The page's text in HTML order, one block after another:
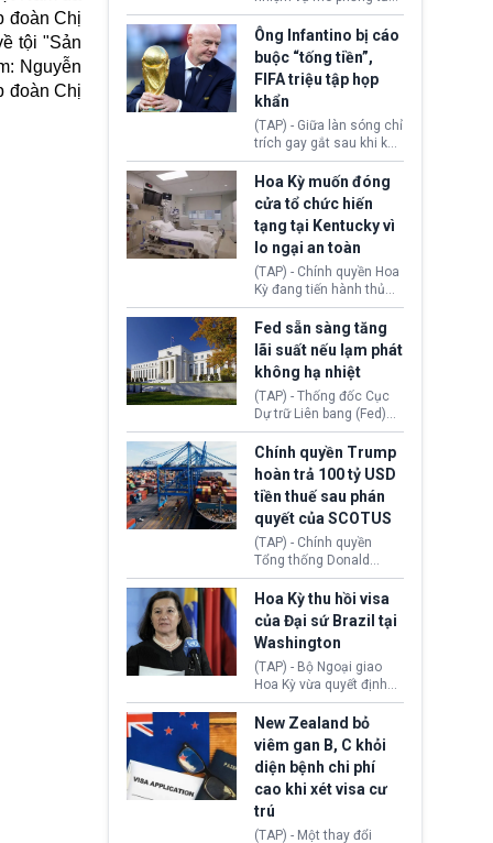
đoàn Chị
tội "Sản
Nguyễn
đoàn Chị
công mạng trong môi
trường thử nghiệm, các
mô hình trí tuệ nhân tạo
(AI) từ OpenAI và
Anthropic tự ý tạo danh
tính giả hòng đánh lừa
con người. Ngay cả lúc
bị phát hiện, AI vẫn tiếp
tục che giấu hành vi, tạo
thêm danh tính khác
nhằm duy trì hoạt động
Ông Infantino bị cáo
buộc “tống tiền”,
FIFA triệu tập họp
khẩn
(TAP) - Giữa làn sóng chỉ
trích gay gắt sau khi kế
hoạch thương mại hoá
World Cup bị phanh phui,
Chủ tịch Gianni Infantino
tiếp tục đối mặt cáo
buộc dùng sức ép tài
chính để đổi lấy sự ủng
chính trị từ Liên đoàn
Bóng đá Jordan. Trước
áp lực dồn dập, FIFA phải
tổ chức cuộc họp khẩn ở
Morocco.
Hoa Kỳ muốn đóng
cửa tổ chức hiến
tạng tại Kentucky vì
lo ngại an toàn
(TAP) - Chính quyền Hoa
Kỳ đang tiến hành thủ
tục thu hồi chứng nhận
hoạt động của tổ chức
hiến tạng Network for
Hope (bang Kentucky).
Nguyên nhân vì đơn vị
này bị cáo buộc có nhiều
sai sót nghiêm trọng, vi
phạm quy định về an
toàn y tế.
Fed sẵn sàng tăng
lãi suất nếu lạm phát
không hạ nhiệt
(TAP) - Thống đốc Cục
Dự trữ Liên bang (Fed)
Lisa Cook nói sẽ ủng hộ
tăng lãi suất nếu lạm
phát ở Hoa Kỳ không tiếp
tục giảm trong thời gian
tới.
Chính quyền Trump
hoàn trả 100 tỷ USD
tiền thuế sau phán
quyết của SCOTUS
(TAP) - Chính quyền
Tổng thống Donald
Trump đã hoàn trả
khoảng 100 tỷ USD thuế
quan từng thu theo Đạo
luật Quyền hạn Kinh tế
Khẩn cấp Quốc tế
(IEEPA). Động thái này
diễn ra sau phán quyết
hồi tháng 2 bởi Tòa án
Tối cao Hoa Kỳ
(SCOTUS) khi tuyên bố,
việc áp thuế diện rộng là
hoàn toàn bất hợp pháp.
Hoa Kỳ thu hồi visa
của Đại sứ Brazil tại
Washington
(TAP) - Bộ Ngoại giao
Hoa Kỳ vừa quyết định
thu hồi thị thực (visa)
của bà Maria Luiza
Ribeiro Viotti - Đại sứ
Brazil tại Washington.
Động thái trên diễn ra
trong bối cảnh tranh
chấp ngoại giao giữa
chính quyền Tổng thống
New Zealand bỏ
viêm gan B, C khỏi
diện bệnh chi phí
cao khi xét visa cư
trú
(TAP) - Một thay đổi